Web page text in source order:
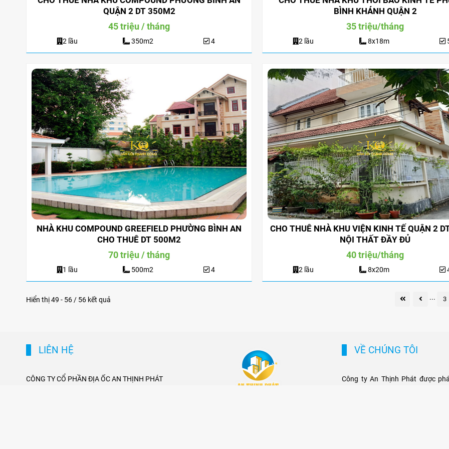
QUẬN 2 DT 350M2
45 triệu / tháng
2 lầu 350m2 4
BÌNH KHÁNH QUẬN 2
35 triệu/tháng
2 lầu 8x18m
NHÀ KHU COMPOUND GREEFIELD PHƯỜNG BÌNH AN
CHO THUÊ DT 500M2
70 triệu / tháng
1 lầu 500m2 4
CHO THUÊ NHÀ KHU VIỆN KINH TẾ QUẬN 2
NỘI THẤT ĐẦY ĐỦ
40 triệu/tháng
2 lầu 8x20m
Hiển thị 49 - 56 / 56 kết quả ... 3
LIÊN HỆ
CÔNG TY CỔ PHẦN ĐỊA ỐC AN THỊNH PHÁT
VỀ CHÚNG TÔI
Công ty An Thịnh Phát được